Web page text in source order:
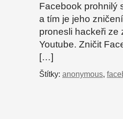
Facebook prohnilý
a tím je jeho
pronesli hackeři ze
Youtube. Zničit
[…]
Štítky: anonymous,